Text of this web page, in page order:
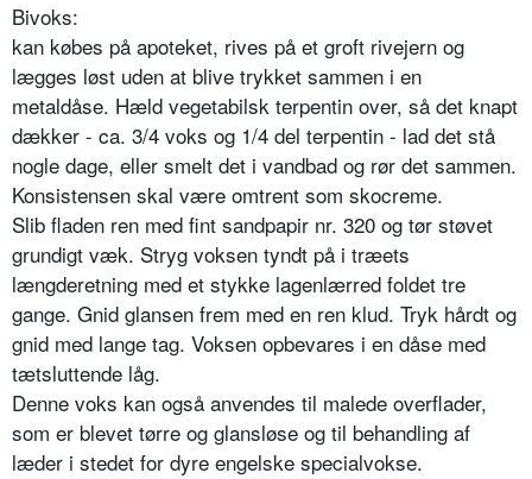
Bivoks:
kan købes på apoteket, rives på et groft rivejern og
lægges løst uden at blive trykket sammen i en
metaldåse. Hæld vegetabilsk terpentin over, så det knapt
dækker - ca. 3/4 voks og 1/4 del terpentin - lad det stå
nogle dage, eller smelt det i vandbad og rør det sammen.
Konsistensen skal være omtrent som skocreme.
Slib fladen ren med fint sandpapir nr. 320 og tør støvet
grundigt væk. Stryg voksen tyndt på i træets
længderetning med et stykke lagenlærred foldet tre
gange. Gnid glansen frem med en ren klud. Tryk hårdt og
gnid med lange tag. Voksen opbevares i en dåse med
tætsluttende låg.
Denne voks kan også anvendes til malede overflader,
som er blevet tørre og glansløse og til behandling af
læder i stedet for dyre engelske specialvokse.